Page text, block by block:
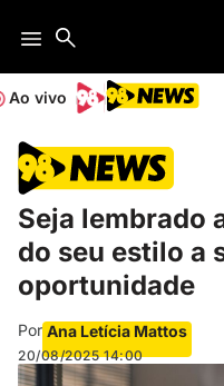
Ao vivo
Seja lembrado
do seu estilo a
oportunidade
Por Ana Letícia Mattos
20/08/2025 14:00